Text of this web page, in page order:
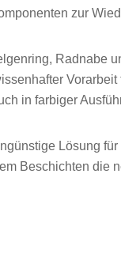
zur
Radnabe
Vorarbeit
in farbiger
Lösung
Beschichten die